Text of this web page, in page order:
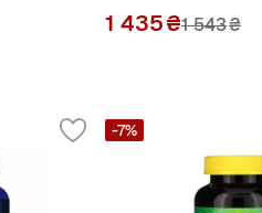
1 435₴1 543₴
-7%